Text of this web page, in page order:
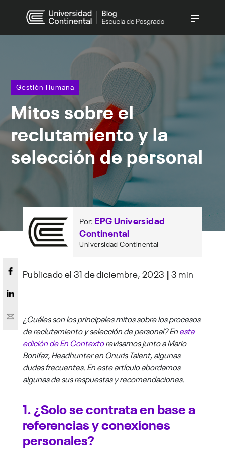
CATEGORÍAS
Derecho(138)
Gestión Humana
(90)
Innovación Digital
(70)
Ver todo
Gestión Humana
Mitos sobre el
reclutamiento y la
selección de personal
Por: EPG Universidad
Continental
Universidad Continental
Publicado el 31 de diciembre, 2023 | 3 min
¿Cuáles son los principales mitos sobre los procesos
de reclutamiento y selección de personal? Enesta
edición de En Contextorevisamos junto a Mario
Bonifaz, Headhunter en Onuris Talent, algunas
dudas frecuentes. En este artículo abordamos
algunas de sus respuestas y recomendaciones.
1. ¿Solo se contrata en base a
referencias y conexiones
personales?